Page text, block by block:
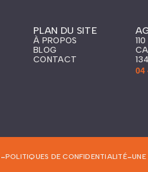
PLAN DU SITE
À PROPOS
BLOG
CONTACT
04
-POLITIQUES DE CONFIDENTIALITÉ-